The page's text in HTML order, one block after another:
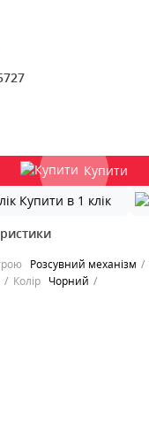
Купити
Купити в 1 клік
Розсувний механізм
Колір Чорний